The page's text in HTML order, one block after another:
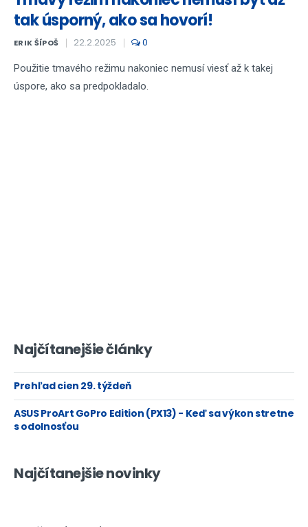
tak úsporný, ako sa hovorí!
ERIK ŠÍPOŠ 22.2.2025 0
Použitie tmavého režimu nakoniec nemusí viesť až k takej
úspore, ako sa predpokladalo.
Najčítanejšie články
Prehľad cien 29. týždeň
ASUS ProArt GoPro Edition (PX13) - Keď sa výkon stretne
s odolnosťou
Najčítanejšie novinky